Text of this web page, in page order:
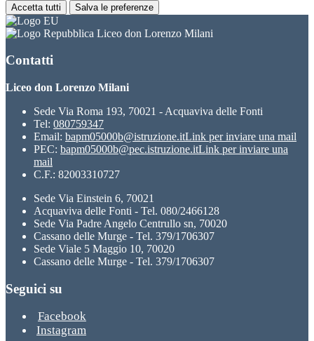
Accetta tutti Salva le preferenze
Liceo don Lorenzo Milani
Contatti
Liceo don Lorenzo Milani
Sede Via Roma 193, 70021 - Acquaviva delle Fonti
Tel: 080759347
Email: bapm05000b@istruzione.itLink per inviare una mail
PEC: bapm05000b@pec.istruzione.itLink per inviare una
mail
C.F.: 82003310727
Sede Via Einstein 6, 70021
Acquaviva delle Fonti - Tel. 080/2466128
Sede Via Padre Angelo Centrullo sn, 70020
Cassano delle Murge - Tel. 379/1706307
Sede Viale 5 Maggio 10, 70020
Cassano delle Murge - Tel. 379/1706307
Seguici su
Facebook
Instagram